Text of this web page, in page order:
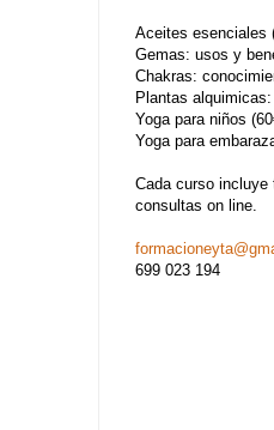
Aceites esenciales
Gemas: usos y
Chakras:
Plantas
Yoga para niños
Yoga para
Cada curso
consultas on line.
699 023 194